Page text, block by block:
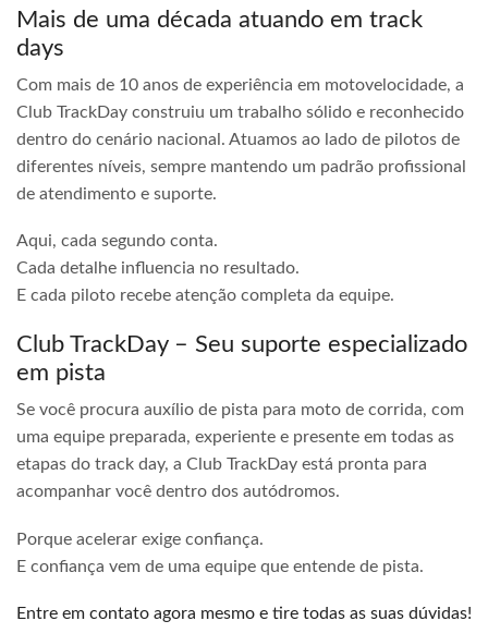
Mais de uma década atuando em track
days
Com mais de 10 anos de experiência em motovelocidade, a
Club TrackDay construiu um trabalho sólido e reconhecido
dentro do cenário nacional. Atuamos ao lado de pilotos de
diferentes níveis, sempre mantendo um padrão profissional
de atendimento e suporte.
Aqui, cada segundo conta.
Cada detalhe influencia no resultado.
E cada piloto recebe atenção completa da equipe.
Club TrackDay – Seu suporte especializado
em pista
Se você procura auxílio de pista para moto de corrida, com
uma equipe preparada, experiente e presente em todas as
etapas do track day, a Club TrackDay está pronta para
acompanhar você dentro dos autódromos.
Porque acelerar exige confiança.
E confiança vem de uma equipe que entende de pista.
Entre em contato agora mesmo e tire todas as suas dúvidas!